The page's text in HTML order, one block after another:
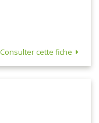
Consulter cette fiche